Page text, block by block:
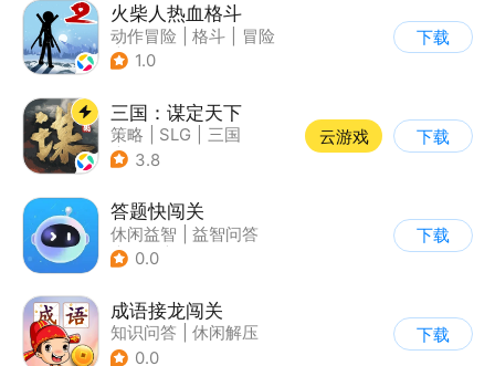
火柴人热血格斗
动作冒险 格斗
冒险
| 火柴人
1.0
下载
三国：谋定天下
策略 SLG
三国
| 中国风
3.8
云游戏 下载
答题快闯关
休闲益智
益智问答
| 文化
0.0
下载
成语接龙闯关
知识问答
休闲解压
0.0
下载